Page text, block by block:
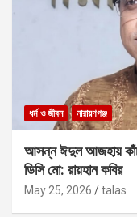
ধর্ম ও জীবন নারায়ণগঞ্জ
আসন্ন ঈদুল আজহায় কাঁচা
ডিসি মো: রায়হান কবির
May 25, 2026 talas